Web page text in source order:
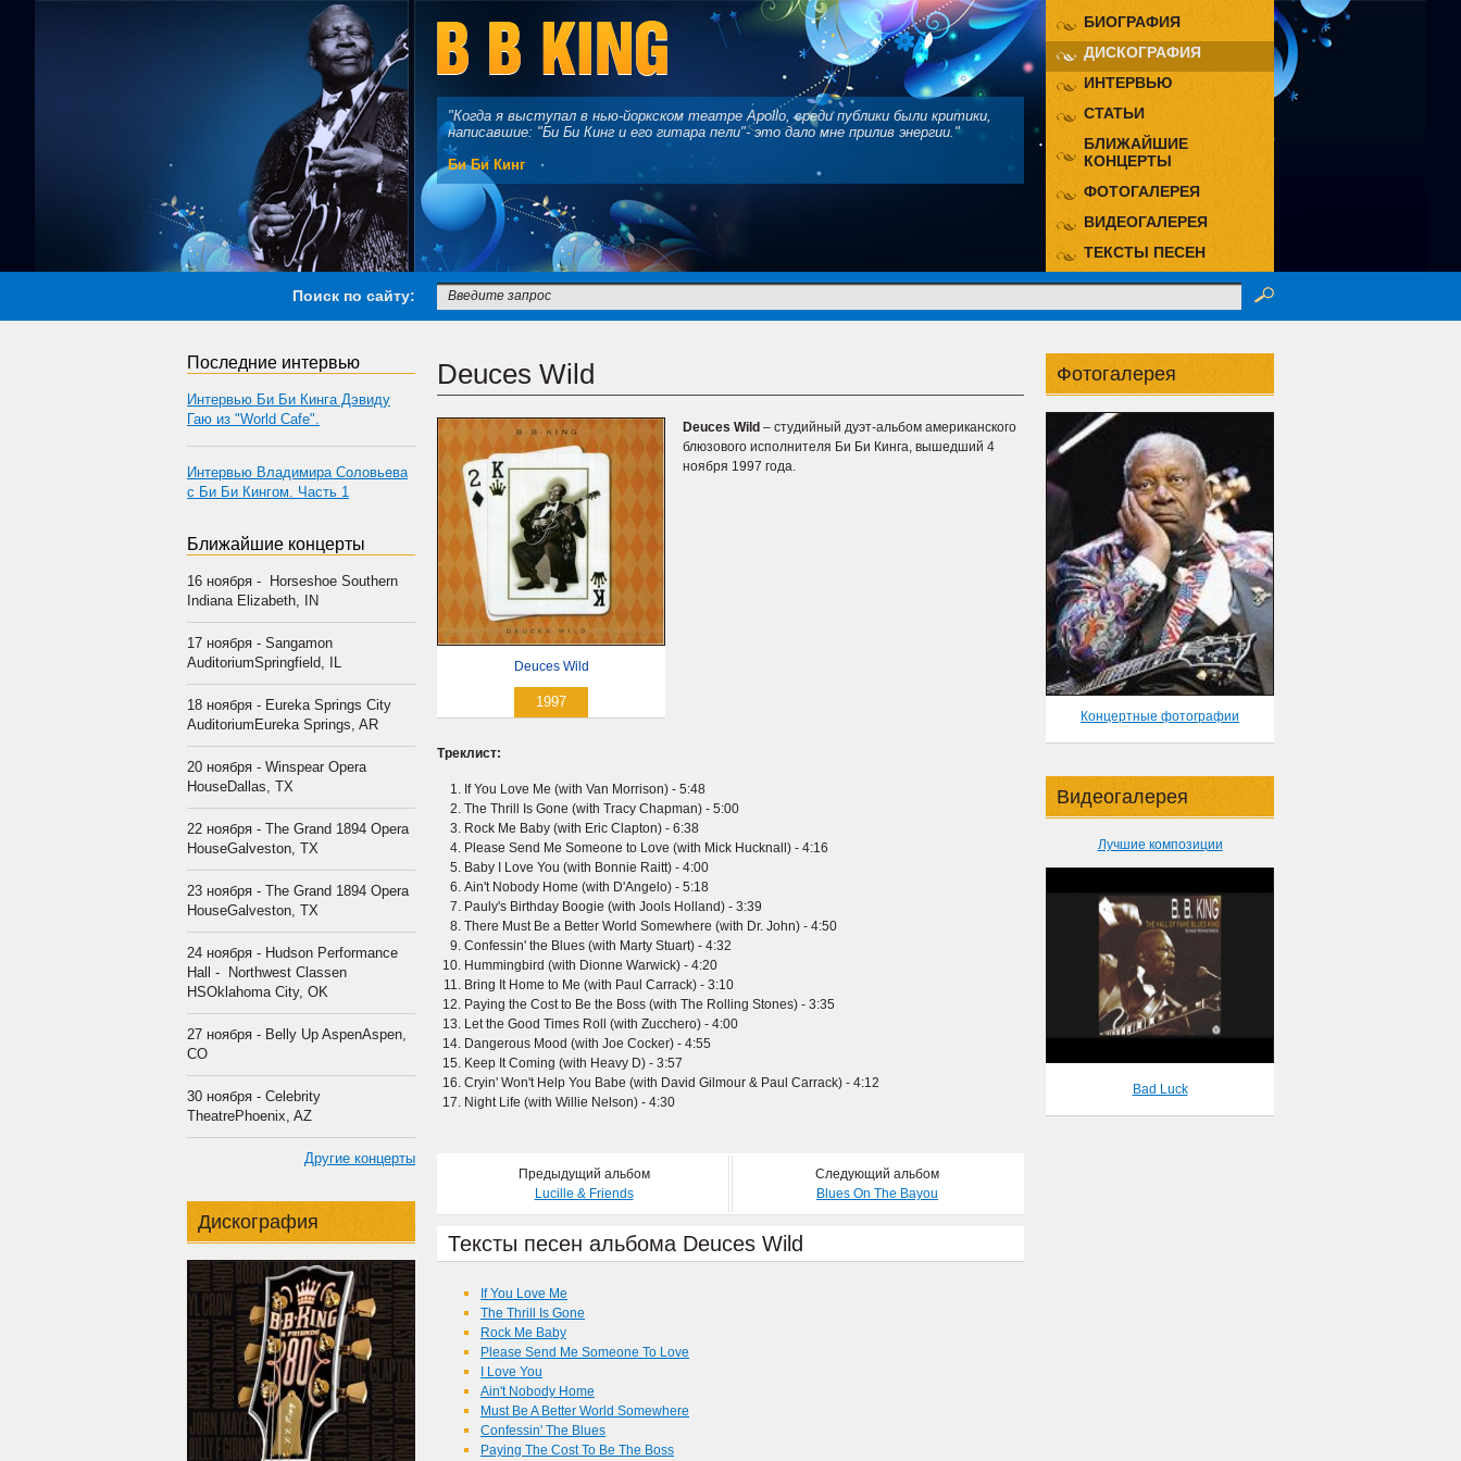
"Когда я выступал в нью-йоркском театре Apollo, среди публики были критики,
написавшие: "Би Би Кинг и его гитара пели"- это дало мне прилив энергии."
Би Би Кинг
БИОГРАФИЯ
ДИСКОГРАФИЯ
ИНТЕРВЬЮ
СТАТЬИ
БЛИЖАЙШИЕ
КОНЦЕРТЫ
ФОТОГАЛЕРЕЯ
ВИДЕОГАЛЕРЕЯ
ТЕКСТЫ ПЕСЕН
Поиск по сайту:
Последние интервью
Интервью Би Би Кинга Дэвиду
Гаю из "World Cafe".
Интервью Владимира Соловьева
с Би Би Кингом. Часть 1
Ближайшие концерты
16 ноября - Horseshoe Southern
Indiana Elizabeth, IN
17 ноября - Sangamon
AuditoriumSpringfield, IL
18 ноября - Eureka Springs City
AuditoriumEureka Springs, AR
20 ноября - Winspear Opera
HouseDallas, TX
22 ноября - The Grand 1894 Opera
HouseGalveston, TX
23 ноября - The Grand 1894 Opera
HouseGalveston, TX
24 ноября - Hudson Performance
Hall - Northwest Classen
HSOklahoma City, OK
27 ноября - Belly Up AspenAspen,
CO
30 ноября - Celebrity
TheatrePhoenix, AZ
Другие концерты
Дискография
Deuces Wild
Deuces Wild
1997
Deuces Wild – студийный дуэт-альбом американского
блюзового исполнителя Би Би Кинга, вышедший 4
ноября 1997 года.
Треклист:
If You Love Me (with Van Morrison) - 5:48
The Thrill Is Gone (with Tracy Chapman) - 5:00
Rock Me Baby (with Eric Clapton) - 6:38
Please Send Me Someone to Love (with Mick Hucknall) - 4:16
Baby I Love You (with Bonnie Raitt) - 4:00
Ain't Nobody Home (with D'Angelo) - 5:18
Pauly's Birthday Boogie (with Jools Holland) - 3:39
There Must Be a Better World Somewhere (with Dr. John) - 4:50
Confessin' the Blues (with Marty Stuart) - 4:32
Hummingbird (with Dionne Warwick) - 4:20
Bring It Home to Me (with Paul Carrack) - 3:10
Paying the Cost to Be the Boss (with The Rolling Stones) - 3:35
Let the Good Times Roll (with Zucchero) - 4:00
Dangerous Mood (with Joe Cocker) - 4:55
Keep It Coming (with Heavy D) - 3:57
Cryin' Won't Help You Babe (with David Gilmour & Paul Carrack) - 4:12
Night Life (with Willie Nelson) - 4:30
Предыдущий альбом
Lucille & Friends
Следующий альбом
Blues On The Bayou
Тексты песен альбома Deuces Wild
If You Love Me
The Thrill Is Gone
Rock Me Baby
Please Send Me Someone To Love
I Love You
Ain't Nobody Home
Must Be A Better World Somewhere
Confessin' The Blues
Paying The Cost To Be The Boss
Фотогалерея
Концертные фотографии
Видеогалерея
Лучшие композиции
Bad Luck